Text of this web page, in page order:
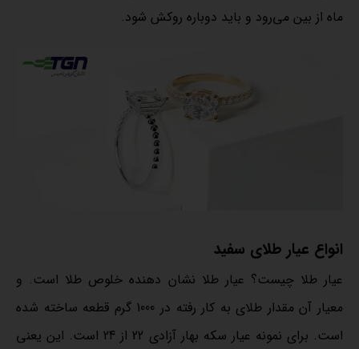
ماه از بین می‌رود و باید دوباره روکش شود.
انواع عیار طلای سفید
عیار طلا چیست؟ عیار طلا نشان دهنده خلوص طلا است. و
معیار آن مقدار طلای به کار رفته در 1000 گرم قطعه ساخته شده
است. برای نمونه عیار سکه بهار آزادی 22 از 24 است. این یعنی